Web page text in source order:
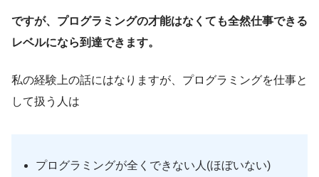
ですが、プログラミングの才能はなくても全然仕事できる
レベルになら到達できます。
私の経験上の話にはなりますが、プログラミングを仕事と
して扱う人は
プログラミングが全くできない人(ほぼいない)